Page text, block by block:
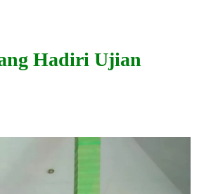
Hadiri Ujian